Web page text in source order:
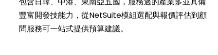
豐富開發技能力，從NetSuite模組選配與報價評估到顧
問服務可一站式提供預算建議。